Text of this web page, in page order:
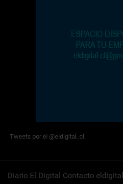
Tweets por el @eldigital_cl.
Diario El Digital Contacto